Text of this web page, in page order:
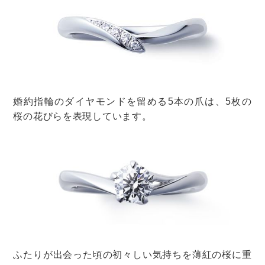
昼夜の寒暖差が激しい秋にはジャケットスタイルがおす
すめ。
他にも、カーディガンで温度調整をしてもいいですね。
ブラウンやカーキ、マスタードカラーなど、秋らしいこ
っくりとした色を選ぶとおしゃれです。
冬